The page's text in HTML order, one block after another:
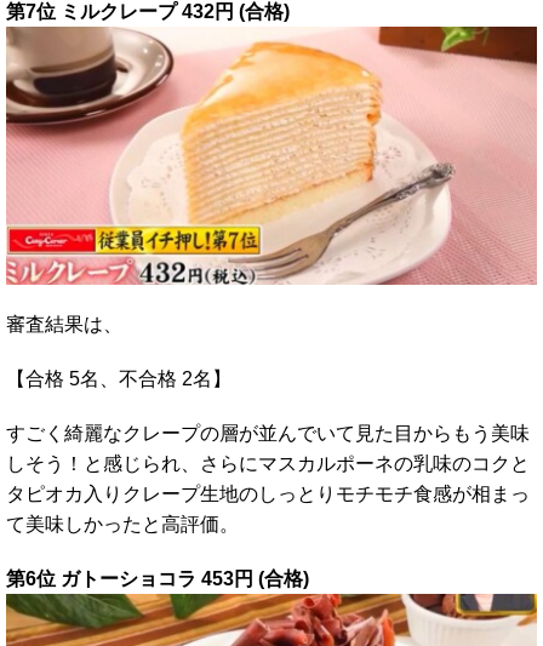
第7位 ミルクレープ 432円 (合格)
審査結果は、
【合格 5名、不合格 2名】
すごく綺麗なクレープの層が並んでいて見た目からもう美味
しそう！と感じられ、さらにマスカルポーネの乳味のコクと
タピオカ入りクレープ生地のしっとりモチモチ食感が相まっ
て美味しかったと高評価。
第6位 ガトーショコラ 453円 (合格)